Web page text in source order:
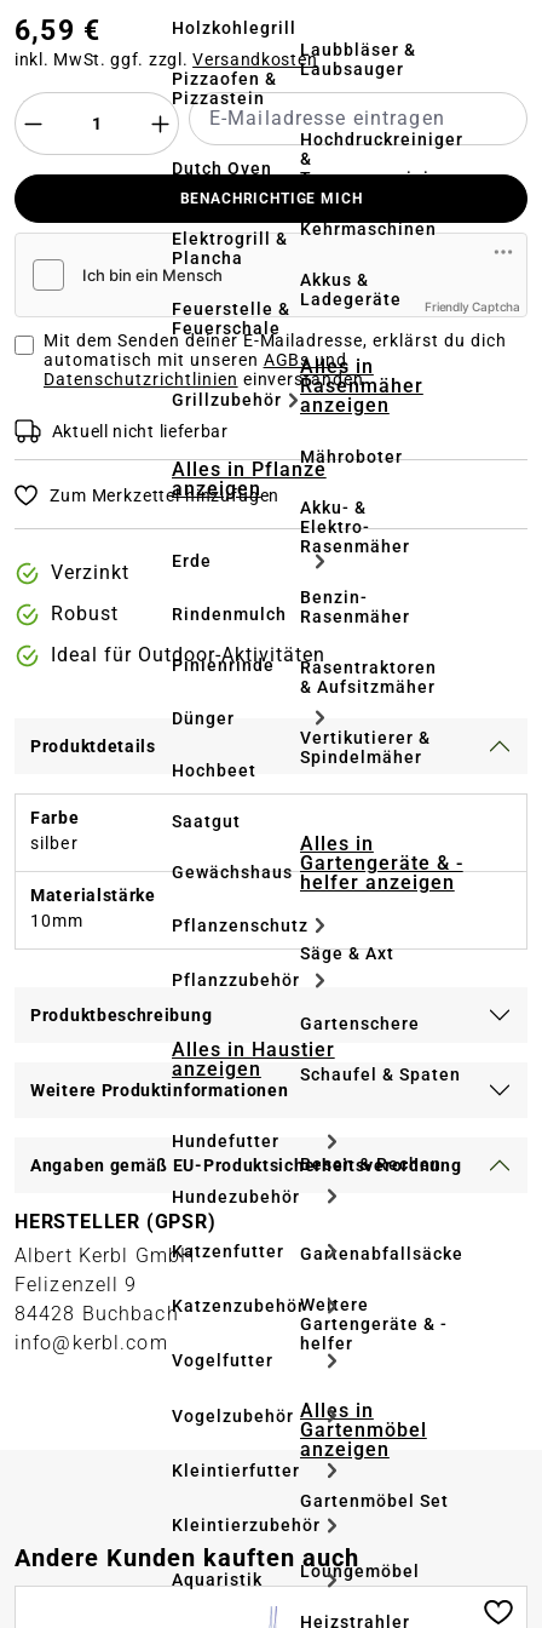
Holzkohlegrill
Pizzaofen &
Pizzastein
Dutch Oven
Elektrogrill &
Plancha
Feuerstelle &
Feuerschale
Grillzubehör
Alles in Pflanze
anzeigen
Erde
Rindenmulch
Pinienrinde
Dünger
Hochbeet
Saatgut
Gewächshaus
Pflanzenschutz
Pflanzzubehör
Alles in Haustier
anzeigen
Hundefutter
Hundezubehör
Katzenfutter
Katzenzubehör
Vogelfutter
Vogelzubehör
Kleintierfutter
Kleintierzubehör
Aquaristik
Laubbläser &
Laubsauger
Hochdruckreiniger
&
Terrassenreinigung
Kehrmaschinen
Akkus &
Ladegeräte
Alles in
Rasenmäher
anzeigen
Mähroboter
Akku- &
Elektro-
Rasenmäher
Benzin-
Rasenmäher
Rasentraktoren
& Aufsitzmäher
Vertikutierer &
Spindelmäher
Alles in
Gartengeräte & -
helfer anzeigen
Säge & Axt
Gartenschere
Schaufel & Spaten
Besen & Rechen
Gartenabfallsäcke
Weitere
Gartengeräte & -
helfer
Alles in
Gartenmöbel
anzeigen
Gartenmöbel Set
Loungemöbel
Heizstrahler
6,59 €
inkl. MwSt. ggf. zzgl.Versandkosten
BENACHRICHTIGE MICH
Friendly Captcha
Mit dem Senden deiner E-Mailadresse, erklärst du dich
automatisch mit unseren AGBs und
Datenschutzrichtlinien einverstanden
Aktuell nicht lieferbar
Zum Merkzettel hinzufügen
Verzinkt
Robust
Ideal für Outdoor-Aktivitäten
Produktdetails
Farbe
silber
Materialstärke
10mm
Produktbeschreibung
Weitere Produktinformationen
Angaben gemäß EU-Produktsicherheitsverordnung
HERSTELLER (GPSR)
Albert Kerbl GmbH
Felizenzell 9
84428 Buchbach
info@kerbl.com
Produktgalerie überspringen
Andere Kunden kauften auch